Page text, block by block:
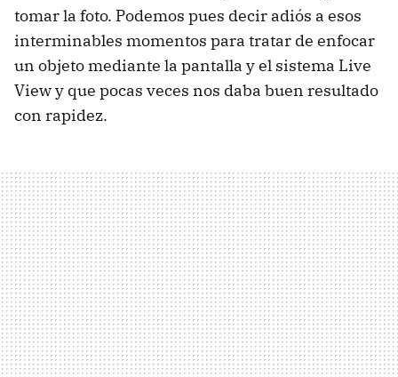
tomar la foto. Podemos pues decir adiós a esos
interminables momentos para tratar de enfocar
un objeto mediante la pantalla y el sistema Live
View y que pocas veces nos daba buen resultado
con rapidez.